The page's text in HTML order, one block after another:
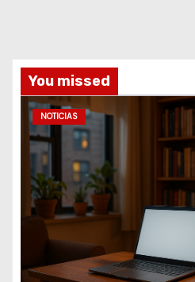
You missed
NOTICIAS